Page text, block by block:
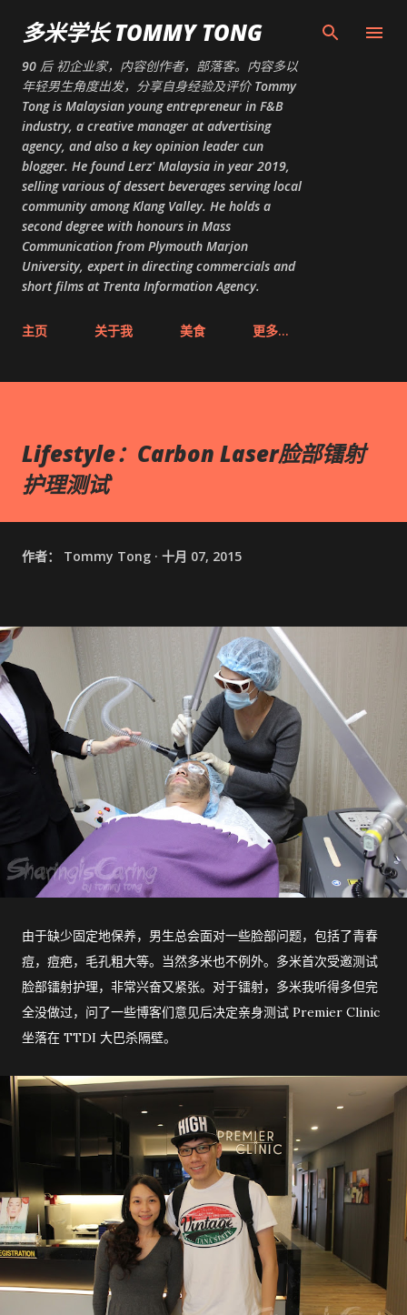
跳至主要内容
多米学长 TOMMY TONG
90 后 初企业家，内容创作者，部落客。内容多以
年轻男生角度出发，分享自身经验及评价 Tommy
Tong is Malaysian young entrepreneur in F&B
industry, a creative manager at advertising
agency, and also a key opinion leader cun
blogger. He found Lerz' Malaysia in year 2019,
selling various of dessert beverages serving local
community among Klang Valley. He holds a
second degree with honours in Mass
Communication from Plymouth Marjon
University, expert in directing commercials and
short films at Trenta Information Agency.
主页 关于我 美食 更多…
Lifestyle：Carbon Laser脸部镭射
护理测试
作者： Tommy Tong 十月 07, 2015
由于缺少固定地保养，男生总会面对一些脸部问题，包括了青春
痘，痘疤，毛孔粗大等。当然多米也不例外。多米首次受邀测试
脸部镭射护理，非常兴奋又紧张。对于镭射，多米我听得多但完
全没做过，问了一些博客们意见后决定亲身测试 Premier Clinic
坐落在 TTDI 大巴杀隔壁。